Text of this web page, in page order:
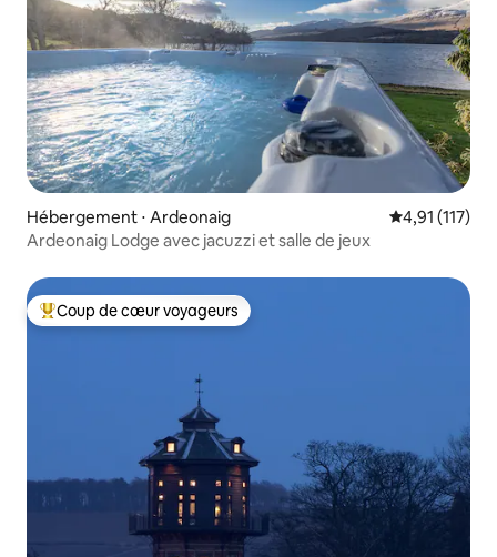
Hébergement ⋅ Ardeonaig Évaluation
4,91 (117)
Ardeonaig Lodge avec jacuzzi et salle de jeux
Coups de cœur voyageurs les plus appréciés
Coup de cœur voyageurs